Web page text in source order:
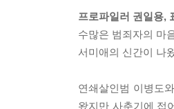
프로파일러 권일용,
수많은 범죄자의 마
서미애의 신간이 나
연쇄살인범 이병도
왔지만 사춘기에 접